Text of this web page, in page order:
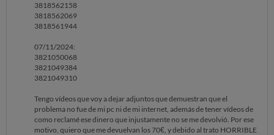
3818562158
3818562069
3818561944
07/11/2024:
3821050068
3821049384
3821049310
Tengo vídeos que voy a dejar adjuntos que demuestran que el
problema no fue de mi pc ni de mi internet, además de tener vídeos de
como reclamé ese dinero que injustamente no se me devolvió. Por ese
motivo, quiero que me devuelvan los 70€, y debido al trato HORRIBLE